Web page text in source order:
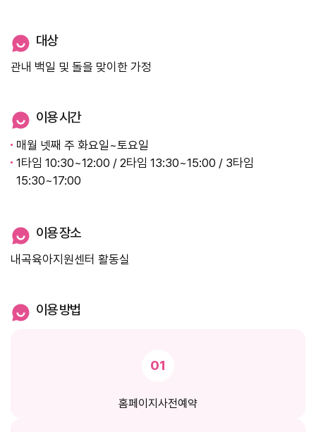
대상
관내 백일 및 돌을 맞이한 가정
이용 시간
매월 넷째 주 화요일~토요일
1타임 10:30~12:00 / 2타임 13:30~15:00 / 3타임
15:30~17:00
이용 장소
내곡육아지원센터 활동실
이용 방법
01
홈페이지사전예약